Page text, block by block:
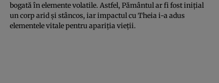
bogată în elemente volatile. Astfel, Pământul ar fi fost inițial
un corp arid și stâncos, iar impactul cu Theia i-a adus
elementele vitale pentru apariția vieții.